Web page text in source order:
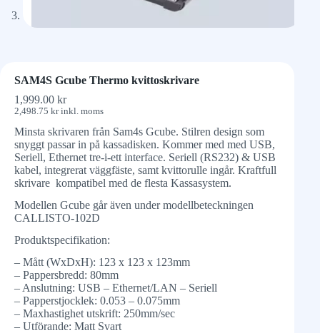
SAM4S Gcube Thermo kvittoskrivare
1,999.00 kr
2,498.75 krinkl. moms
Minsta skrivaren från Sam4s Gcube. Stilren design som
snyggt passar in på kassadisken. Kommer med med USB,
Seriell, Ethernet tre-i-ett interface. Seriell (RS232) & USB
kabel, integrerat väggfäste, samt kvittorulle ingår. Kraftfull
skrivare kompatibel med de flesta Kassasystem.
Modellen Gcube går även under modellbeteckningen
CALLISTO-102D
Produktspecifikation:
– Mått (WxDxH): 123 x 123 x 123mm
– Pappersbredd: 80mm
– Anslutning: USB – Ethernet/LAN – Seriell
– Papperstjocklek: 0.053 – 0.075mm
– Maxhastighet utskrift: 250mm/sec
– Utförande: Matt Svart